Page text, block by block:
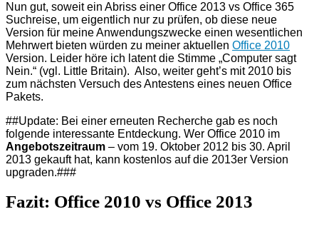
Nun gut, soweit ein Abriss einer Office 2013 vs Office 365
Suchreise, um eigentlich nur zu prüfen, ob diese neue
Version für meine Anwendungszwecke einen wesentlichen
Mehrwert bieten würden zu meiner aktuellen Office 2010
Version. Leider höre ich latent die Stimme „Computer sagt
Nein.“ (vgl. Little Britain). Also, weiter geht’s mit 2010 bis
zum nächsten Versuch des Antestens eines neuen Office
Pakets.
##Update: Bei einer erneuten Recherche gab es noch
folgende interessante Entdeckung. Wer Office 2010 im
Angebotszeitraum – vom 19. Oktober 2012 bis 30. April
2013 gekauft hat, kann kostenlos auf die 2013er Version
upgraden.###
Fazit: Office 2010 vs Office 2013